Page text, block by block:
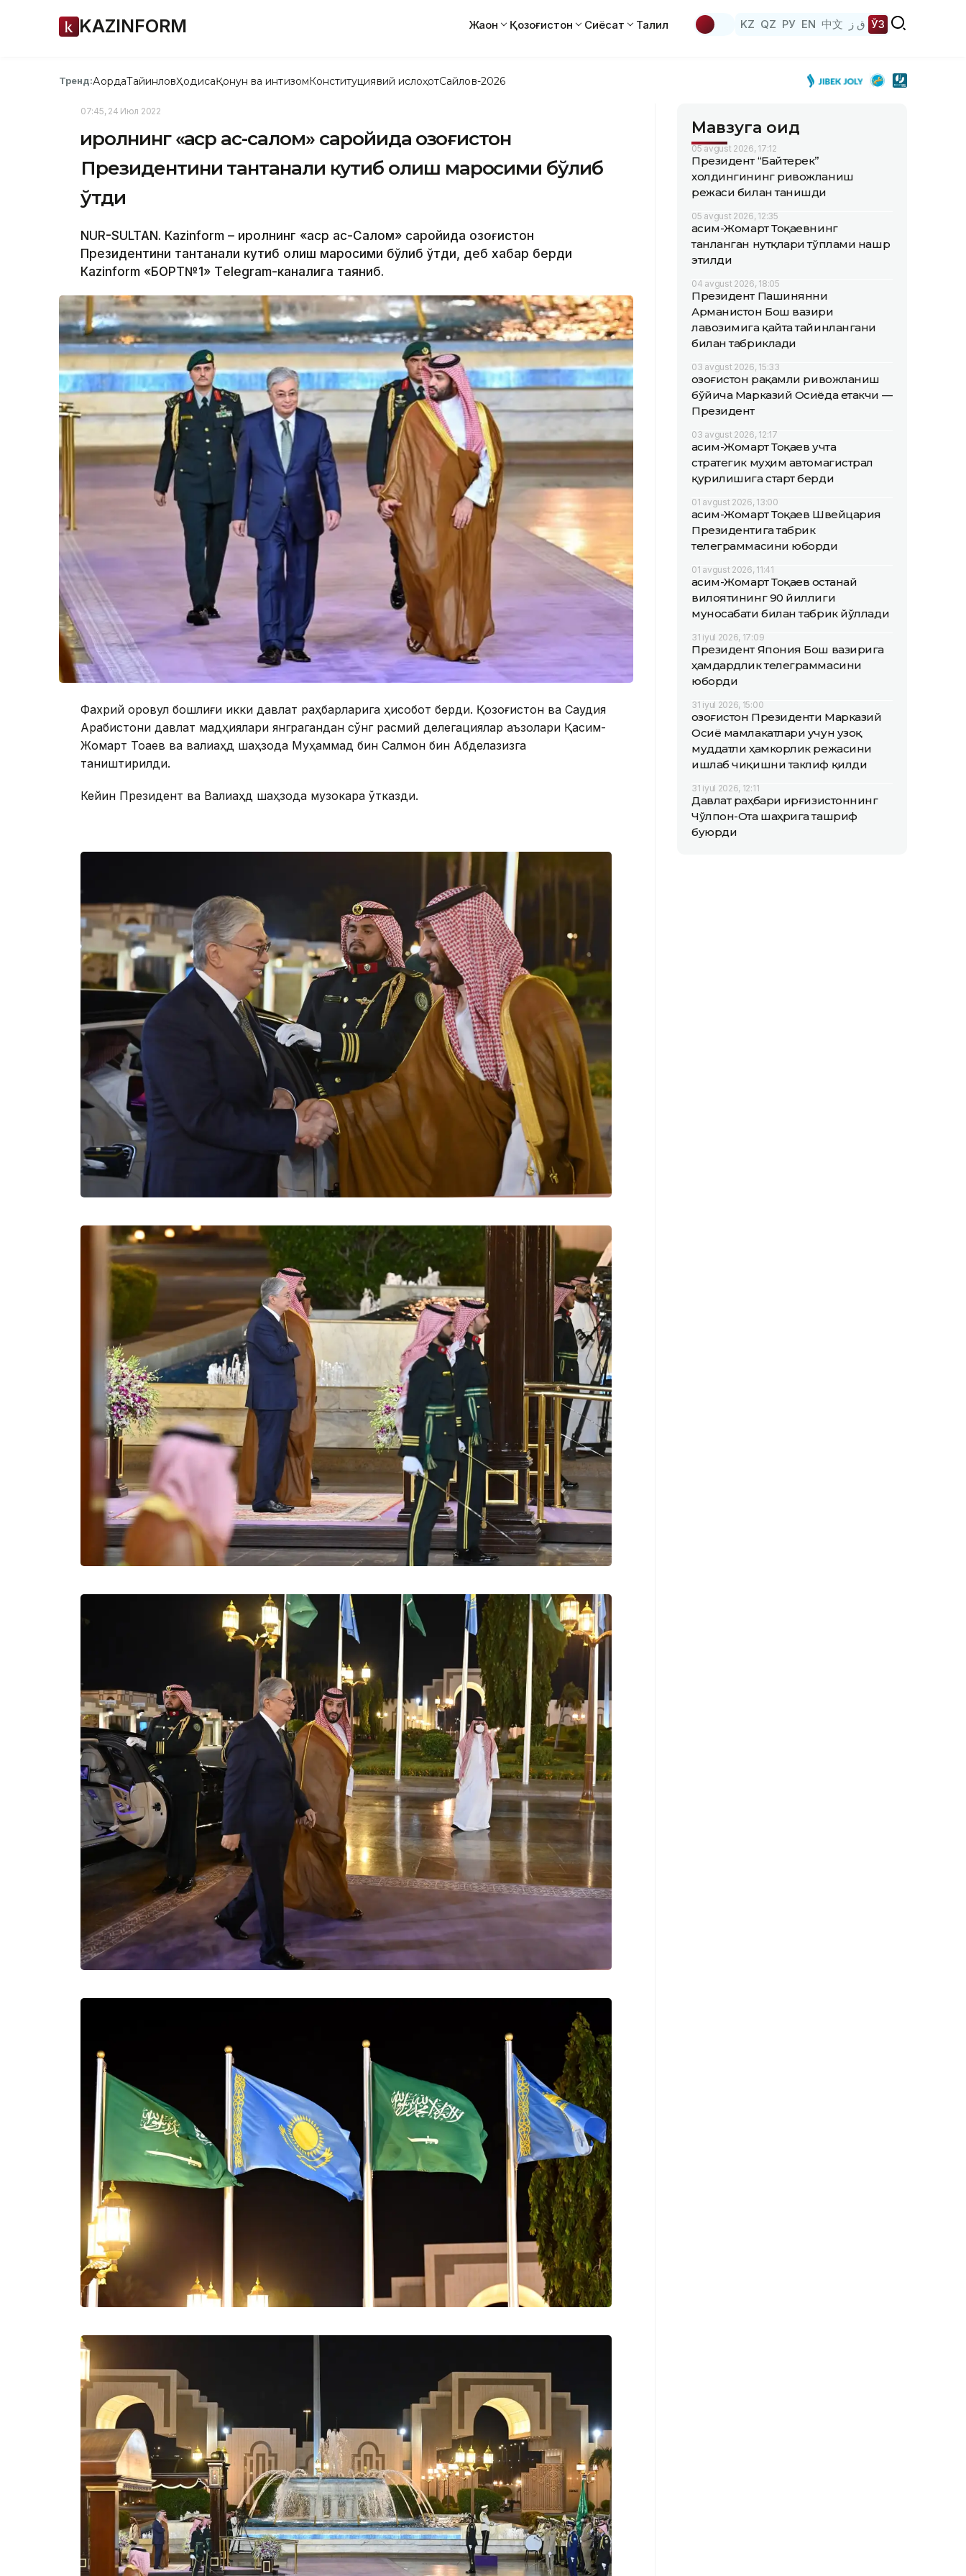
KAZINFORM Жаҳон Қозоғистон Сиёсат Таҳлил KZ QZ РУ EN 中文 ق ز ЎЗ
Тренд:АқордаТайинловҲодисаҚонун ва интизомКонституциявий ислоҳотСайлов-2026
07:45, 24 Июл 2022
Қиролнинг «Қаср ас-салом» саройида Қозоғистон
Президентини тантанали кутиб олиш маросими бўлиб
ўтди
NUR-SULTAN. Кazinform – Қиролнинг «Қаср ас-Салом» саройида Қозоғистон
Президентини тантанали кутиб олиш маросими бўлиб ўтди, деб хабар берди
Кazinform «БОРТ№1» Тelegram-каналига таяниб.
Фахрий қоровул бошлиғи икки давлат раҳбарларига ҳисобот берди. Қозоғистон ва Саудия
Арабистони давлат мадҳиялари янграгандан сўнг расмий делегациялар аъзолари Қасим-
Жомарт Тоқаев ва валиаҳд шаҳзода Муҳаммад бин Салмон бин Абделазизга
таништирилди.
Кейин Президент ва Валиаҳд шаҳзода музокара ўтказди.
Мавзуга оид
05 avgust 2026, 17:12
Президент “Байтерек”
холдингининг ривожланиш
режаси билан танишди
05 avgust 2026, 12:35
Қасим-Жомарт Тоқаевнинг
танланган нутқлари тўплами нашр
этилди
04 avgust 2026, 18:05
Президент Пашинянни
Арманистон Бош вазири
лавозимига қайта тайинлангани
билан табриклади
03 avgust 2026, 15:33
Қозоғистон рақамли ривожланиш
бўйича Марказий Осиёда етакчи —
Президент
03 avgust 2026, 12:17
Қасим-Жомарт Тоқаев учта
стратегик муҳим автомагистрал
қурилишига старт берди
01 avgust 2026, 13:00
Қасим-Жомарт Тоқаев Швейцария
Президентига табрик
телеграммасини юборди
01 avgust 2026, 11:41
Қасим-Жомарт Тоқаев Қостанай
вилоятининг 90 йиллиги
муносабати билан табрик йўллади
31 iyul 2026, 17:09
Президент Япония Бош вазирига
ҳамдардлик телеграммасини
юборди
31 iyul 2026, 15:00
Қозоғистон Президенти Марказий
Осиё мамлакатлари учун узоқ
муддатли ҳамкорлик режасини
ишлаб чиқишни таклиф қилди
31 iyul 2026, 12:11
Давлат раҳбари Қирғизистоннинг
Чўлпон-Ота шаҳрига ташриф
буюрди